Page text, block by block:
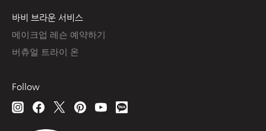
바비 브라운 서비스
메이크업 레슨 예약하기
버츄얼 트라이 온
Follow